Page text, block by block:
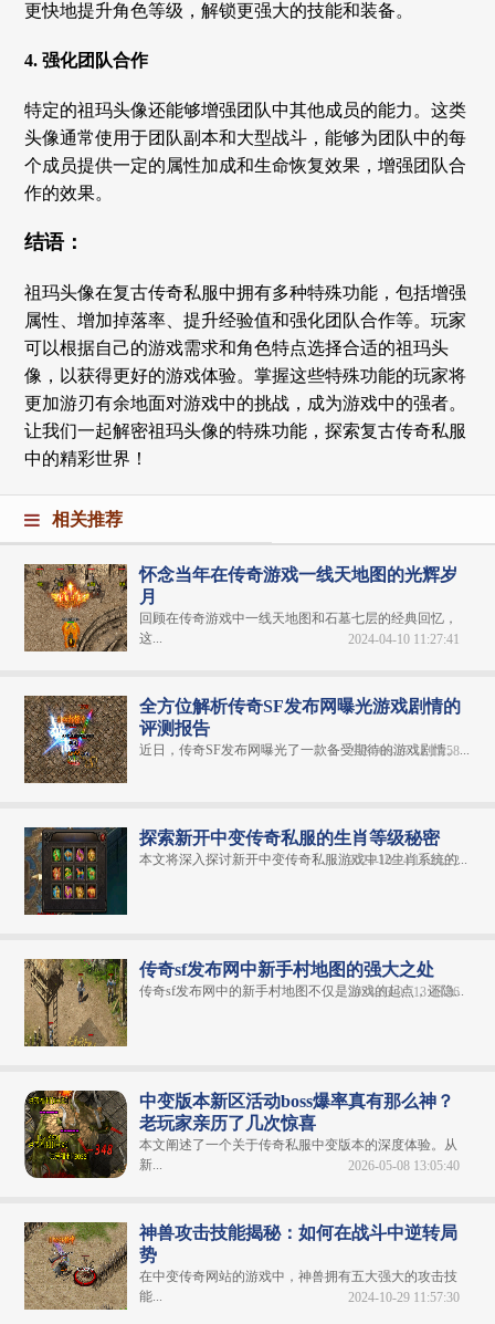
更快地提升角色等级，解锁更强大的技能和装备。
4. 强化团队合作
特定的祖玛头像还能够增强团队中其他成员的能力。这类
头像通常使用于团队副本和大型战斗，能够为团队中的每
个成员提供一定的属性加成和生命恢复效果，增强团队合
作的效果。
结语：
祖玛头像在复古传奇私服中拥有多种特殊功能，包括增强
属性、增加掉落率、提升经验值和强化团队合作等。玩家
可以根据自己的游戏需求和角色特点选择合适的祖玛头
像，以获得更好的游戏体验。掌握这些特殊功能的玩家将
更加游刃有余地面对游戏中的挑战，成为游戏中的强者。
让我们一起解密祖玛头像的特殊功能，探索复古传奇私服
中的精彩世界！
相关推荐
怀念当年在传奇游戏一线天地图的光辉岁
月
回顾在传奇游戏中一线天地图和石墓七层的经典回忆，
这...
2024-04-10 11:27:41
全方位解析传奇SF发布网曝光游戏剧情的
评测报告
近日，传奇SF发布网曝光了一款备受期待的游戏剧情。...
2024-06-27 11:15:58
探索新开中变传奇私服的生肖等级秘密
本文将深入探讨新开中变传奇私服游戏中12生肖系统的...
2024-10-24 11:24:22
传奇sf发布网中新手村地图的强大之处
传奇sf发布网中的新手村地图不仅是游戏的起点，还隐...
2024-03-07 13:16:36
中变版本新区活动boss爆率真有那么神？
老玩家亲历了几次惊喜
本文阐述了一个关于传奇私服中变版本的深度体验。从
新...
2026-05-08 13:05:40
神兽攻击技能揭秘：如何在战斗中逆转局
势
在中变传奇网站的游戏中，神兽拥有五大强大的攻击技
能...
2024-10-29 11:57:30